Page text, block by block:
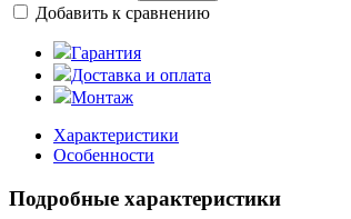
Добавить к сравнению
Гарантия
Доставка и оплата
Монтаж
Характеристики
Особенности
Подробные характеристики